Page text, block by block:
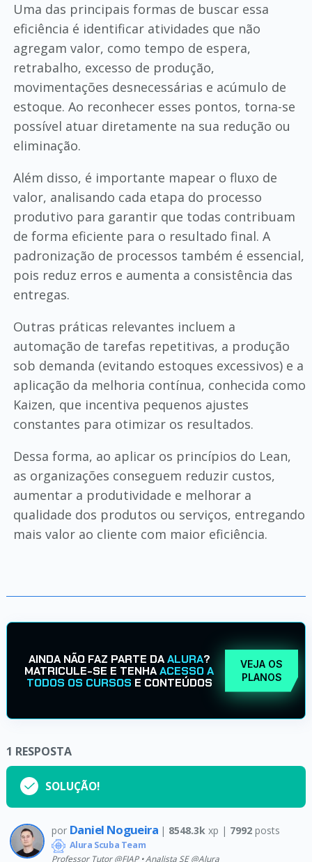
Uma das principais formas de buscar essa
eficiência é identificar atividades que não
agregam valor, como tempo de espera,
retrabalho, excesso de produção,
movimentações desnecessárias e acúmulo de
estoque. Ao reconhecer esses pontos, torna-se
possível atuar diretamente na sua redução ou
eliminação.
Além disso, é importante mapear o fluxo de
valor, analisando cada etapa do processo
produtivo para garantir que todas contribuam
de forma eficiente para o resultado final. A
padronização de processos também é essencial,
pois reduz erros e aumenta a consistência das
entregas.
Outras práticas relevantes incluem a
automação de tarefas repetitivas, a produção
sob demanda (evitando estoques excessivos) e a
aplicação da melhoria contínua, conhecida como
Kaizen, que incentiva pequenos ajustes
constantes para otimizar os resultados.
Dessa forma, ao aplicar os princípios do Lean,
as organizações conseguem reduzir custos,
aumentar a produtividade e melhorar a
qualidade dos produtos ou serviços, entregando
mais valor ao cliente com maior eficiência.
AINDA NÃO FAZ PARTE DAALURA?
MATRICULE-SE E TENHAACESSO A
TODOS OS CURSOS E CONTEÚDOS
VEJA OS
PLANOS
1 RESPOSTA
SOLUÇÃO!
por Daniel Nogueira | 8548.3k xp | 7992 posts
Alura Scuba Team
Professor Tutor @FIAP • Analista SE @Alura